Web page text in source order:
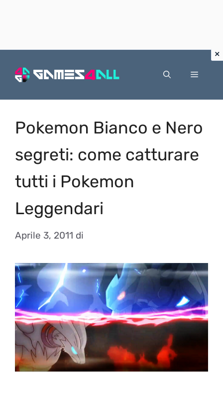
Menu
Pokemon Bianco e Nero
segreti: come catturare
tutti i Pokemon
Leggendari
Aprile 3, 2011 di